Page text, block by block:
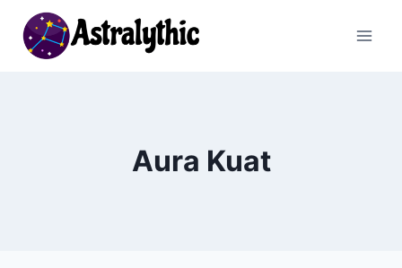
content
Aura Kuat